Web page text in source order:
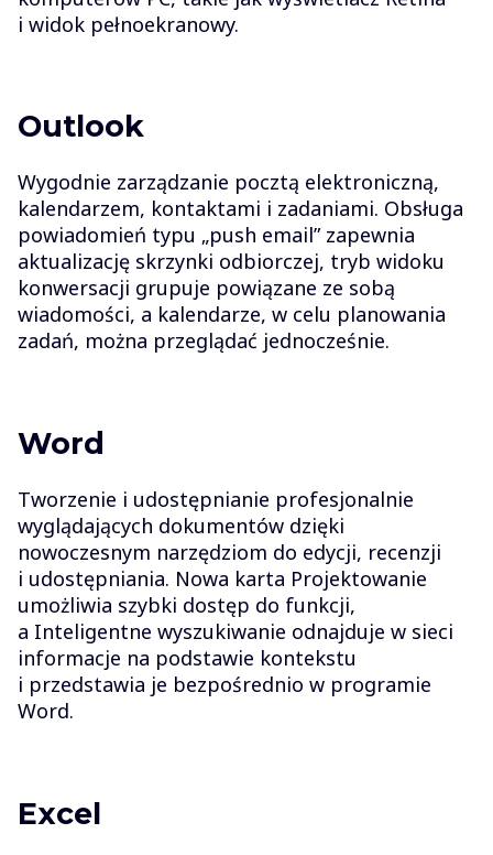
i widok pełnoekranowy.
Outlook
Wygodnie zarządzanie pocztą elektroniczną,
kalendarzem, kontaktami i zadaniami. Obsługa
powiadomień typu „push email” zapewnia
aktualizację skrzynki odbiorczej, tryb widoku
konwersacji grupuje powiązane ze sobą
wiadomości, a kalendarze, w celu planowania
zadań, można przeglądać jednocześnie.
Word
Tworzenie i udostępnianie profesjonalnie
wyglądających dokumentów dzięki
nowoczesnym narzędziom do edycji, recenzji
i udostępniania. Nowa karta Projektowanie
umożliwia szybki dostęp do funkcji,
a Inteligentne wyszukiwanie odnajduje w sieci
informacje na podstawie kontekstu
i przedstawia je bezpośrednio w programie
Word.
Excel